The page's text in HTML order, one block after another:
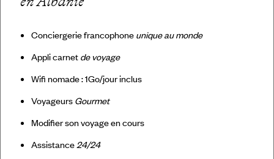
Conciergerie francophone unique au monde
Appli carnet de voyage
Wifi nomade : 1Go/jour inclus
Voyageurs Gourmet
Modifier son voyage en cours
Assistance 24/24